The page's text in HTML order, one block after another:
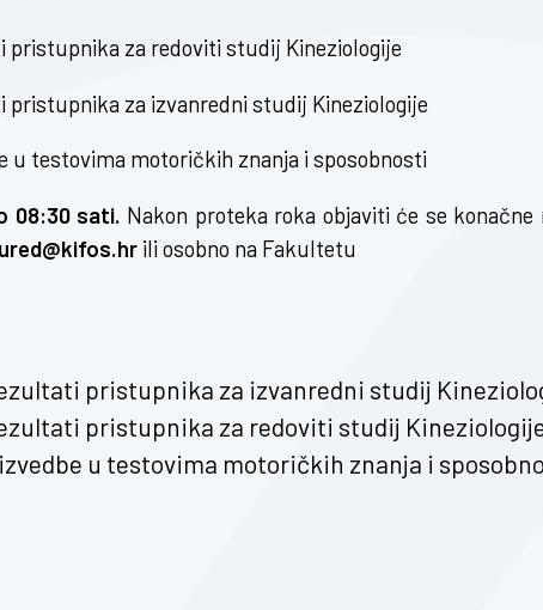
za redoviti studij Kineziologije
za izvanredni studij Kineziologije
u testovima motoričkih znanja i sposobnosti
08:30 sati. Nakon proteka roka objaviti će se konačne
ured@kifos.hr ili osobno na Fakultetu
pristupnika za izvanredni studij
pristupnika za redoviti studij
u testovima motoričkih znanja i